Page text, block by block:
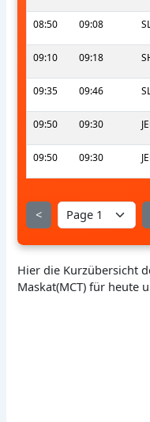
08:50 09:08
09:10 09:18
09:35 09:46
09:50 09:30
09:50 09:30
<
Hier die Kurzübersicht
Maskat(MCT) für heute